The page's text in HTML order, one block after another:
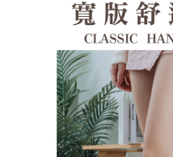
２．關於個人資料處理事宜，請瀏
https://aftee.tw/terms/#terms3
３．未成年的使用者請事先徵得法
「AFTEE先享後付」，若未經同意
４．使用「AFTEE先享後付」時，
時審查核予不同之上限額度；若仍
請求用戶進行身份認證。
５．嚴禁一人註冊多個帳號或使用
恩沛科技股份有限公司將有權停止
每筆NT$125，滿NT$1,380(含
海外宅配（貨到付運費）